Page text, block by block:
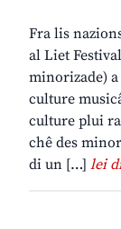
Fra lis
al Liet
minorizade) a
culture
culture plui
chê des
di un […] lei